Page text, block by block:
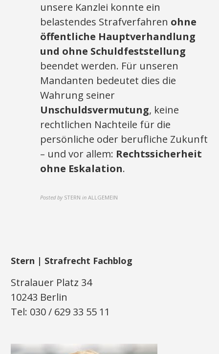
unsere Kanzlei konnte ein
belastendes Strafverfahren ohne
öffentliche Hauptverhandlung
und ohne Schuldfeststellung
beendet werden. Für unseren
Mandanten bedeutet dies die
Wahrung seiner
Unschuldsvermutung, keine
rechtlichen Nachteile für die
persönliche oder berufliche Zukunft
– und vor allem: Rechtssicherheit
ohne Eskalation.
Posted by STERN in ALLGEMEIN
Stern | Strafrecht Fachblog
Stralauer Platz 34
10243 Berlin
Tel: 030 / 629 33 55 11